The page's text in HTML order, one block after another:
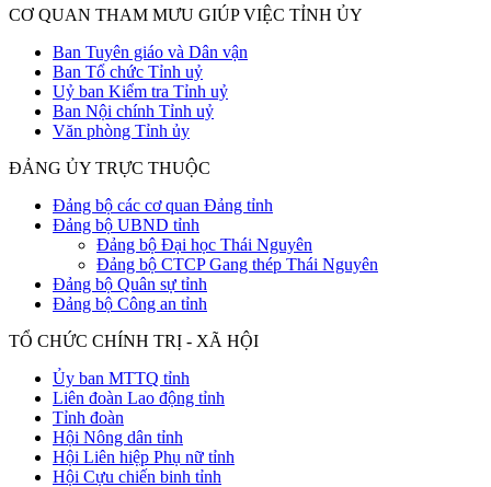
CƠ QUAN THAM MƯU GIÚP VIỆC TỈNH ỦY
Ban Tuyên giáo và Dân vận
Ban Tổ chức Tỉnh uỷ
Uỷ ban Kiểm tra Tỉnh uỷ
Ban Nội chính Tỉnh uỷ
Văn phòng Tỉnh ủy
ĐẢNG ỦY TRỰC THUỘC
Đảng bộ các cơ quan Đảng tỉnh
Đảng bộ UBND tỉnh
Đảng bộ Đại học Thái Nguyên
Đảng bộ CTCP Gang thép Thái Nguyên
Đảng bộ Quân sự tỉnh
Đảng bộ Công an tỉnh
TỔ CHỨC CHÍNH TRỊ - XÃ HỘI
Ủy ban MTTQ tỉnh
Liên đoàn Lao động tỉnh
Tỉnh đoàn
Hội Nông dân tỉnh
Hội Liên hiệp Phụ nữ tỉnh
Hội Cựu chiến binh tỉnh